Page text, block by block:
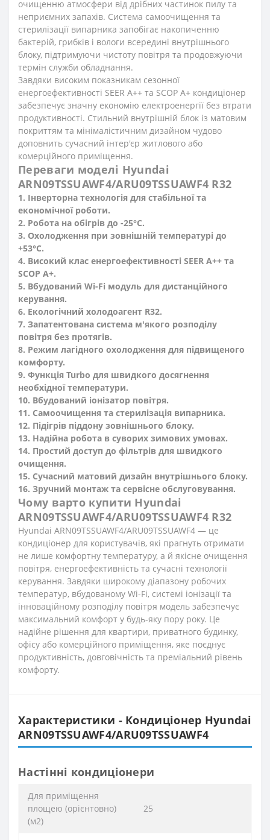
очищенню атмосфери від дрібних частинок пилу та
неприємних запахів. Система самоочищення та
стерилізації випарника запобігає накопиченню
бактерій, грибків і вологи всередині внутрішнього
блоку, підтримуючи чистоту повітря та продовжуючи
термін служби обладнання.
Завдяки високим показникам сезонної
енергоефективності SEER A++ та SCOP A+ кондиціонер
забезпечує значну економію електроенергії без втрати
продуктивності. Стильний внутрішній блок із матовим
покриттям та мінімалістичним дизайном чудово
доповнить сучасний інтер'єр житлового або
комерційного приміщення.
Переваги моделі Hyundai
ARN09TSSUAWF4/ARU09TSSUAWF4 R32
1. Інверторна технологія для стабільної та
економічної роботи.
2. Робота на обігрів до -25°C.
3. Охолодження при зовнішній температурі до
+53°C.
4. Високий клас енергоефективності SEER A++ та
SCOP A+.
5. Вбудований Wi-Fi модуль для дистанційного
керування.
6. Екологічний холодоагент R32.
7. Запатентована система м'якого розподілу
повітря без протягів.
8. Режим лагідного охолодження для підвищеного
комфорту.
9. Функція Turbo для швидкого досягнення
необхідної температури.
10. Вбудований іонізатор повітря.
11. Самоочищення та стерилізація випарника.
12. Підігрів піддону зовнішнього блоку.
13. Надійна робота в суворих зимових умовах.
14. Простий доступ до фільтрів для швидкого
очищення.
15. Сучасний матовий дизайн внутрішнього блоку.
16. Зручний монтаж та сервісне обслуговування.
Чому варто купити Hyundai
ARN09TSSUAWF4/ARU09TSSUAWF4 R32
Hyundai ARN09TSSUAWF4/ARU09TSSUAWF4 — це
кондиціонер для користувачів, які прагнуть отримати
не лише комфортну температуру, а й якісне очищення
повітря, енергоефективність та сучасні технології
керування. Завдяки широкому діапазону робочих
температур, вбудованому Wi-Fi, системі іонізації та
інноваційному розподілу повітря модель забезпечує
максимальний комфорт у будь-яку пору року. Це
надійне рішення для квартири, приватного будинку,
офісу або комерційного приміщення, яке поєднує
продуктивність, довговічність та преміальний рівень
комфорту.
Характеристики - Кондиціонер Hyundai
ARN09TSSUAWF4/ARU09TSSUAWF4
Настінні кондиціонери
Для приміщення
площею (орієнтовно)
(м2)
25